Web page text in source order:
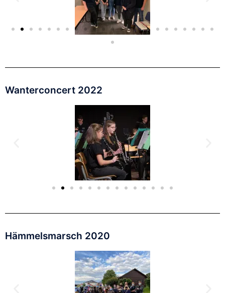
Wanterconcert 2022
Hämmelsmarsch 2020